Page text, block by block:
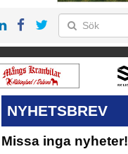
NYHETSBREV
Missa inga nyheter!